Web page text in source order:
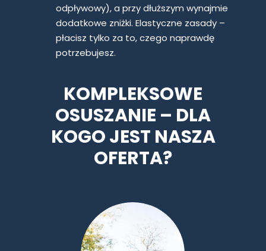
KOMPLEKSOWE
OSUSZANIE – DLA
KOGO JEST NASZA
OFERTA?
odpływowy), a przy dłuższym wynajmie
dodatkowe zniżki. Elastyczne zasady –
płacisz tylko za to, czego naprawdę
potrzebujesz.